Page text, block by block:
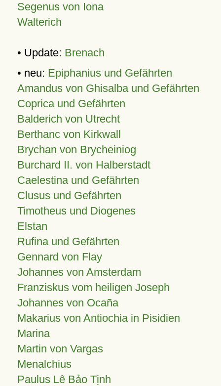
Segenus von Iona
Walterich
• Update: Brenach
• neu: Epiphanius und Gefährten
Amandus von Ghisalba und Gefährten
Coprica und Gefährten
Balderich von Utrecht
Berthanc von Kirkwall
Brychan von Brycheiniog
Burchard II. von Halberstadt
Caelestina und Gefährten
Clusus und Gefährten
Timotheus und Diogenes
Elstan
Rufina und Gefährten
Gennard von Flay
Johannes von Amsterdam
Franziskus vom heiligen Joseph
Johannes von Ocaña
Makarius von Antiochia in Pisidien
Marina
Martin von Vargas
Menalchius
Paulus Lê Bảo Tịnh